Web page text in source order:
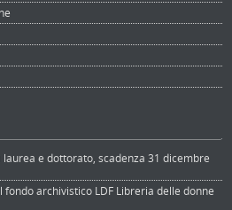
laurea e dottorato, scadenza 31 dicembre
fondo archivistico LDF Libreria delle donne